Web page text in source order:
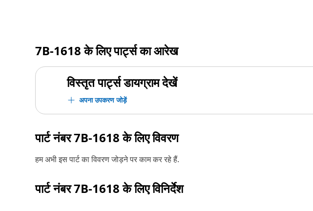
7B-1618के लिए पार्ट्स का आरेख
विस्तृत पार्ट्स डायग्राम देखें
अपना उपकरण जोड़ें
पार्ट नंबर7B-1618के लिए विवरण
हम अभी इस पार्ट का विवरण जोड़ने पर काम कर रहे हैं.
पार्ट नंबर7B-1618के लिए विनिर्देश